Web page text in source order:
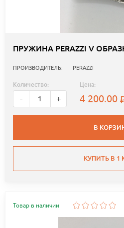
ПРУЖИНА PERAZZI V
ПРОИЗВОДИТЕЛЬ: PERAZZI
Количество:
- +
Цена:
4 200.00
В
КУПИТЬ В 1
Товар в наличии